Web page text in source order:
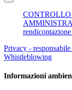
Privacy -
Whistleblowing
Informazioni